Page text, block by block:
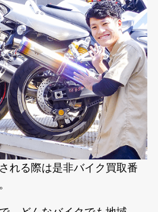
れる際は是非バイク買取番